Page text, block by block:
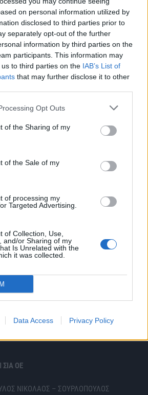
on personal information utilized by
disclosed to third parties prior to
separately opt-out of the further
information by third parties on the
participants. This information may
to third parties on the IAB’s List of
that may further disclose it to other
Opt Outs
of the Sharing of my
of the Sale of my
of processing my
Targeted Advertising.
of Collection, Use,
and/or Sharing of my
Is Unrelated with the
it was collected.
Data Access Privacy Policy
ΣΙΑ ΟΕ
ΝΙΚΟΛΑΟΣ – ΣΟΥΡΛΟΠΟΥΛΟΣ